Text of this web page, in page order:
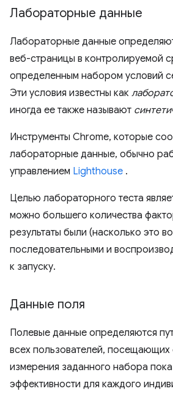
Лабораторные данные
Лабораторные данные
веб-страницы в контролируемой
определенным набором условий
Эти условия известны как
иногда ее также называют
Инструменты Chrome, которые
лабораторные данные, обычно
управлением Lighthouse .
Целью лабораторного теста
можно большего количества
результаты были (насколько это
последовательными и
к запуску.
Данные поля
Полевые данные определяются
всех пользователей, посещающих
измерения заданного набора
эффективности для каждого